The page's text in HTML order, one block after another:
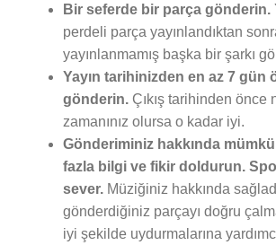
Bir seferde bir parça gönderin.
perdeli parça yayınlandıktan
yayınlanmamış başka bir şarkı
Yayın tarihinizden en az 7 gün
gönderin. Çıkış tarihinden önce
zamanınız olursa o kadar iyi.
Gönderiminiz hakkında
fazla bilgi ve fikir doldurun.
sever. Müziğiniz hakkında
gönderdiğiniz parçayı doğru
iyi şekilde uydurmalarına